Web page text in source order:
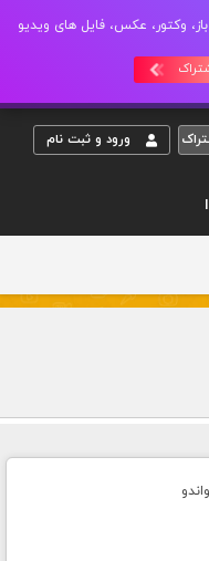
تا 600 طرح لایه باز، وکتور، عکس، فایل های ویدیو
ورود و ثبت نام